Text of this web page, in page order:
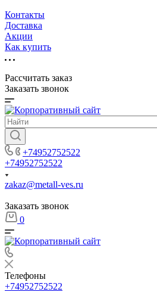
Контакты
Доставка
Акции
Как купить
Рассчитать заказ
Заказать звонок
+74952752522
+74952752522
zakaz@metall-ves.ru
Заказать звонок
0
Телефоны
+74952752522